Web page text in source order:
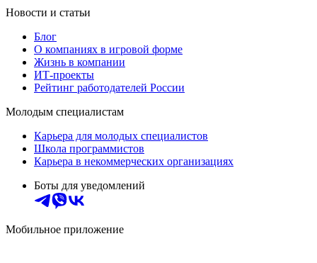
Новости и статьи
Блог
О компаниях в игровой форме
Жизнь в компании
ИТ-проекты
Рейтинг работодателей России
Молодым специалистам
Карьера для молодых специалистов
Школа программистов
Карьера в некоммерческих организациях
Боты для уведомлений
Мобильное приложение